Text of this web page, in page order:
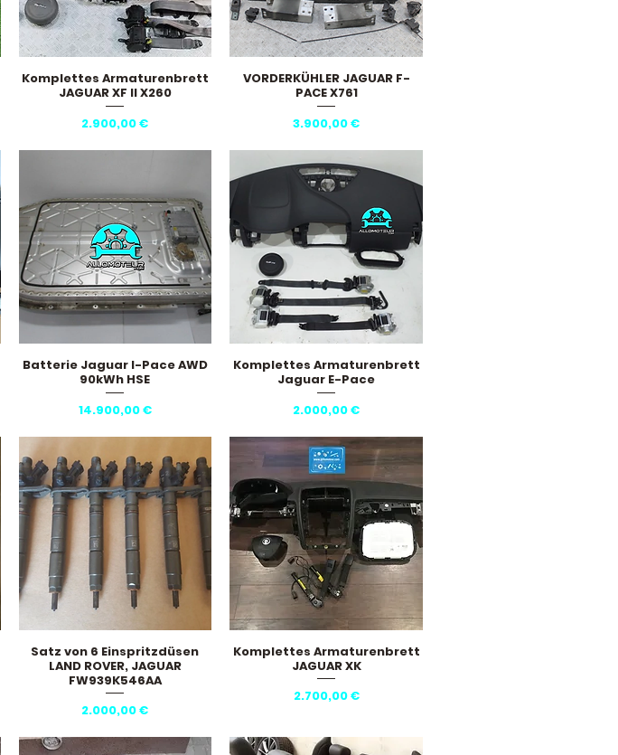
Schnellansicht
Komplettes Armaturenbrett
JAGUAR XF II X260
Preis
2.900,00 €
Schnellansicht
VORDERKÜHLER JAGUAR F-
PACE X761
Preis
3.900,00 €
Schnellansicht
Batterie Jaguar I-Pace AWD
90kWh HSE
Preis
14.900,00 €
Schnellansicht
Komplettes Armaturenbrett
Jaguar E-Pace
Preis
2.000,00 €
Schnellansicht
Satz von 6 Einspritzdüsen
LAND ROVER, JAGUAR
FW939K546AA
Preis
2.000,00 €
Schnellansicht
Komplettes Armaturenbrett
JAGUAR XK
Preis
2.700,00 €